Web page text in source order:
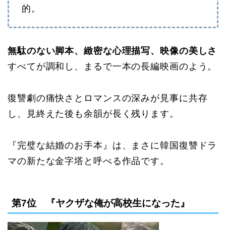
的。
無駄のない脚本、緻密な心理描写、映像の美しさ
すべてが調和し、まるで一本の長編映画のよう。
復讐劇の痛快さとロマンスの深みが見事に共存
し、見終えた後も余韻が長く残ります。
『完璧な結婚のお手本』は、まさに韓国復讐ドラ
マの新たな金字塔と呼べる作品です。
第7位 『ヤクザな俺が高校生になった』